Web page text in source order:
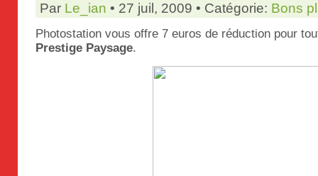
Par Le_ian • 27 juil, 2009 • Catégorie: Bons
Photostation vous offre 7 euros de réduction pour
Prestige Paysage.